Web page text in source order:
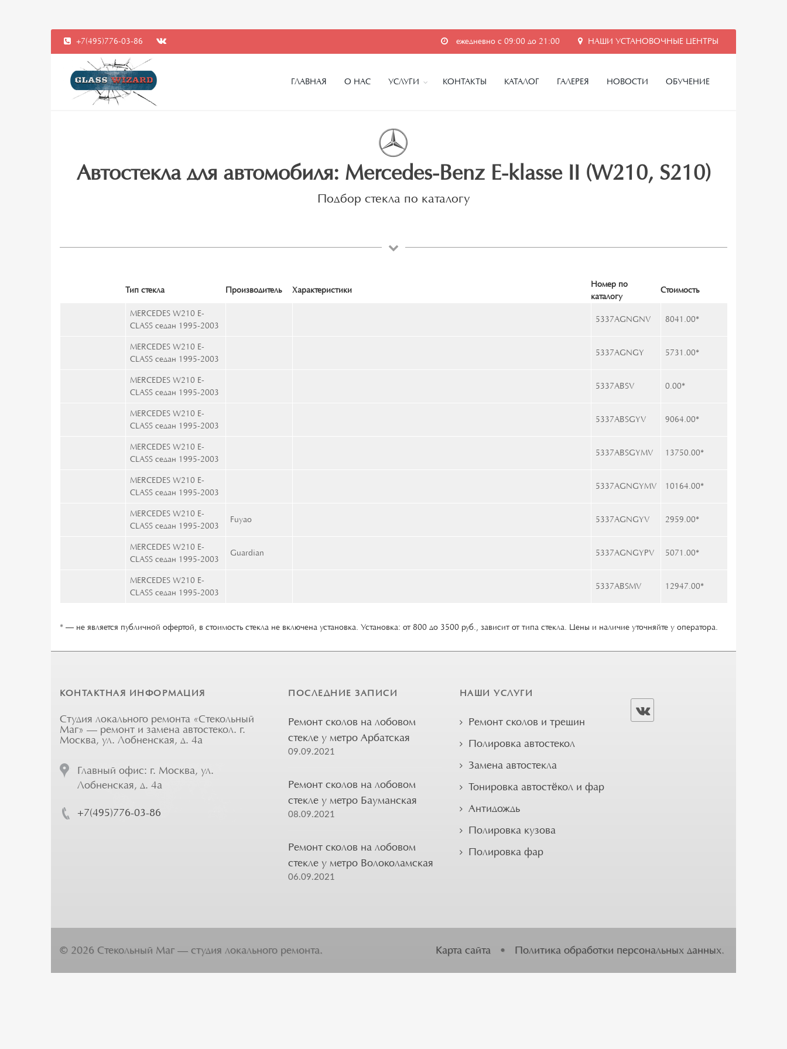
ежедневно с 09:00 до 21:00 НАШИ УСТАНОВОЧНЫЕ ЦЕНТРЫ
+7(495)776-03-86
ГЛАВНАЯ О НАС УСЛУГИ КОНТАКТЫ КАТАЛОГ ГАЛЕРЕЯ НОВОСТИ ОБУЧЕНИЕ
Автостекла для автомобиля: Mercedes-Benz E-klasse II (W210, S210)
Подбор стекла по каталогу
Тип стекла Производитель Характеристики
Номер по
каталогу
Стоимость
MERCEDES W210 E-
CLASS седан 1995-2003
5337AGNGNV 8041.00*
MERCEDES W210 E-
CLASS седан 1995-2003
5337AGNGY 5731.00*
MERCEDES W210 E-
CLASS седан 1995-2003
5337ABSV 0.00*
MERCEDES W210 E-
CLASS седан 1995-2003
5337ABSGYV 9064.00*
MERCEDES W210 E-
CLASS седан 1995-2003
5337ABSGYMV 13750.00*
MERCEDES W210 E-
CLASS седан 1995-2003
5337AGNGYMV 10164.00*
MERCEDES W210 E-
CLASS седан 1995-2003
Fuyao 5337AGNGYV 2959.00*
MERCEDES W210 E-
CLASS седан 1995-2003
Guardian 5337AGNGYPV 5071.00*
MERCEDES W210 E-
CLASS седан 1995-2003
5337ABSMV 12947.00*
* — не является публичной офертой, в стоимость стекла не включена установка. Установка: от 800 до 3500 руб., зависит от типа стекла. Цены и наличие уточняйте у оператора.
КОНТАКТНАЯ ИНФОРМАЦИЯ
Студия локального ремонта «Стекольный
Маг» — ремонт и замена автостекол. г.
Москва, ул. Лобненская, д. 4а
Главный офис: г. Москва, ул.
Лобненская, д. 4а
+7(495)776-03-86
ПОСЛЕДНИЕ ЗАПИСИ
Ремонт сколов на лобовом
стекле у метро Арбатская
09.09.2021
Ремонт сколов на лобовом
стекле у метро Бауманская
08.09.2021
Ремонт сколов на лобовом
стекле у метро Волоколамская
06.09.2021
НАШИ УСЛУГИ
Ремонт сколов и трещин
Полировка автостекол
Замена автостекла
Тонировка автостёкол и фар
Антидождь
Полировка кузова
Полировка фар
Карта сайта • Политика обработки персональных данных.
© 2026 Стекольный Маг — студия локального ремонта.